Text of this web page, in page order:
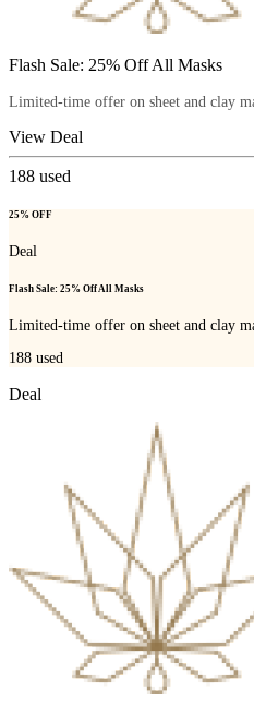
Flash Sale: 25% Off All Masks
Limited-time offer on sheet and clay
View Deal
188 used
25% OFF
Deal
Flash Sale: 25% Off All Masks
Limited-time offer on sheet and clay
188 used
Deal